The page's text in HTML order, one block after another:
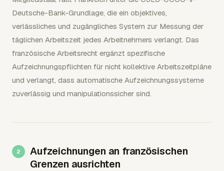
Deutsche-Bank-Grundlage, die ein objektives,
verlässliches und zugängliches System zur Messung der
täglichen Arbeitszeit jedes Arbeitnehmers verlangt. Das
französische Arbeitsrecht ergänzt spezifische
Aufzeichnungspflichten für nicht kollektive Arbeitszeitpläne
und verlangt, dass automatische Aufzeichnungssysteme
zuverlässig und manipulationssicher sind.
Aufzeichnungen an französischen
Grenzen ausrichten